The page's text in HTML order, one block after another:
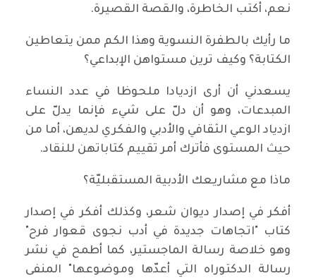
نعم، أكتب الخاطرة، والقصة القصيرة.
ما رأيك بالطفرة النسوية وهذا الكم ممن يتعاطين
الكتابة؟ وكيف ترين مستواهن الإبداعي؟
يسعدني أن أرى ازديادا ملحوظا في عدد النساء
المبدعات، وهو أن دلّ على شيء فإنما يدلّ على
ازدياد الوعي الثقافي والأدبي والفكري لديهن، أما من
حيث المستوى فأترك أمر تقييم كتاباتهن للنقاد.
ماذا مع مشاريعك الأدبية المستقبليّة؟
أفكر في إصدار ديوان شعر، وكذلك أفكر في إصدار
كتاب "اتجاهات جديدة في أدب نجوى قعوار فرح"
وهو خلاصة رسالة الماجستير، كما أطمح في نشر
رسالة الدكتوراه التي أعدّها وموضوعها" المنفى